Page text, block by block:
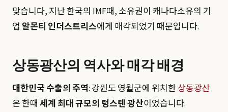
맞습니다, 지난 한국의 IMF때, 소유권이 캐나다소유의 기
업 알몬티 인더스트리스에게 매각되었기 때문입니다.
상동광산의 역사와 매각 배경
대한민국 수출의 주역: 강원도 영월군에 위치한상동광산
은 한때 세계 최대 규모의 텅스텐 광산이었습니다.